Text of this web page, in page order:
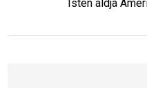
Isten áldja